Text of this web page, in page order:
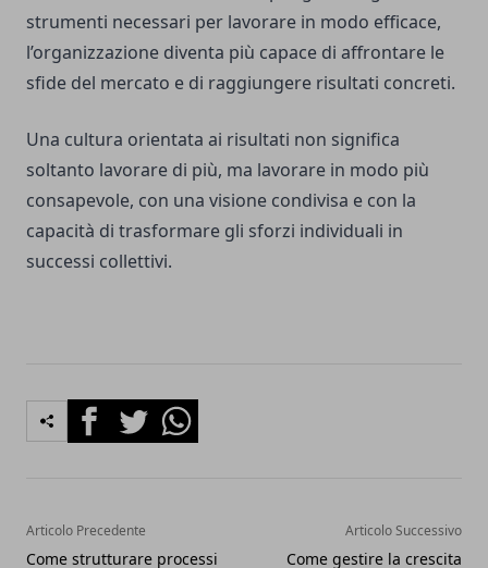
strumenti necessari per lavorare in modo efficace,
l’organizzazione diventa più capace di affrontare le
sfide del mercato e di raggiungere risultati concreti.
Una cultura orientata ai risultati non significa
soltanto lavorare di più, ma lavorare in modo più
consapevole, con una visione condivisa e con la
capacità di trasformare gli sforzi individuali in
successi collettivi.
FacebookTwitterWhatsapp
Articolo Precedente
Come strutturare processi
Articolo Successivo
Come gestire la crescita